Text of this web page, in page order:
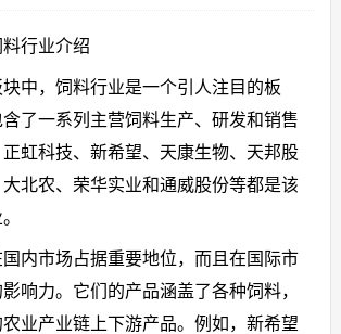
行业介绍
中，饲料行业是一个引人注目的板
了一系列主营饲料生产、研发和销售
虹科技、新希望、天康生物、天邦股
北农、荣华实业和通威股份等都是该
内市场占据重要地位，而且在国际市
响力。它们的产品涵盖了各种饲料，
业产业链上下游产品。例如，新希望